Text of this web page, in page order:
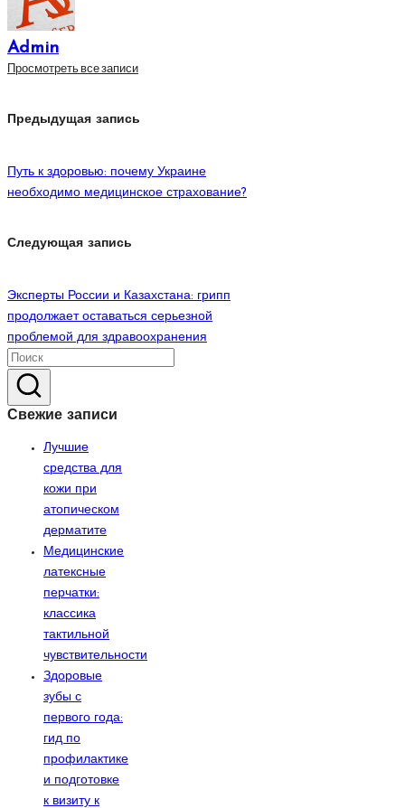
Admin
Просмотреть все записи
Навигация
записям
Предыдущая запись
Путь к здоровью: почему Украине
необходимо медицинское страхование?
Следующая запись
Эксперты России и Казахстана: грипп
продолжает оставаться серьезной
проблемой для здравоохранения
Свежие записи
Лучшие
средства для
кожи при
атопическом
дерматите
Медицинские
латексные
перчатки:
классика
тактильной
чувствительности
Здоровые
зубы с
первого года:
гид по
профилактике
и подготовке
к визиту к